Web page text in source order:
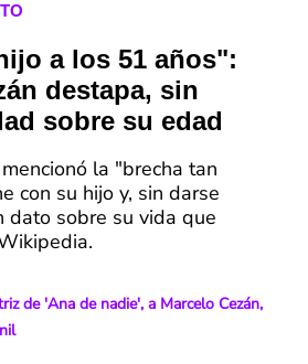
a los 51 años":
destapa, sin
sobre su edad
la "brecha tan
con su hijo y, sin darse
dato sobre su vida que
de 'Ana de nadie', a Marcelo Cezán,